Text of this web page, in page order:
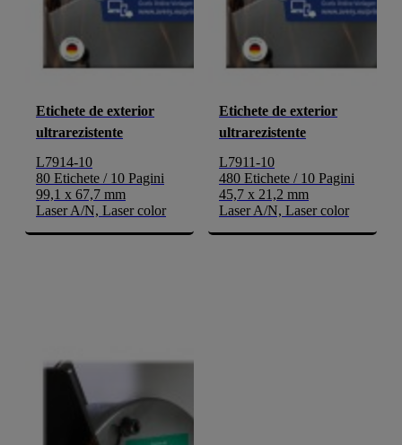
Etichete de exterior
ultrarezistente
L7914-10
80 Etichete / 10 Pagini
99,1 x 67,7 mm
Laser A/N, Laser color
Etichete de exterior
ultrarezistente
L7911-10
480 Etichete / 10 Pagini
45,7 x 21,2 mm
Laser A/N, Laser color